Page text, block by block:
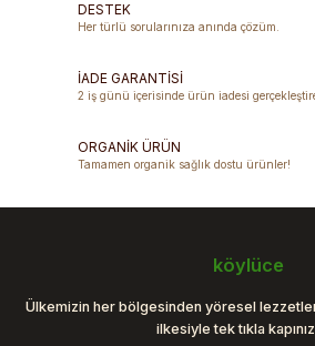
Ürün açıklamasında eksik bilgiler
Ürün fiyatı diğer sitelerden daha pahalı.
Bu ürüne benzer farklı alternatifler olmalı.
DESTEK
Her türlü sorularınıza anında çözüm.
İADE GARANTİSİ
2 iş günü içerisinde ürün iadesi
ORGANİK ÜRÜN
Tamamen organik sağlık dostu ürünler!
köylüce
Ülkemizin her bölgesinden yöresel
ilkesiyle tek tıkla